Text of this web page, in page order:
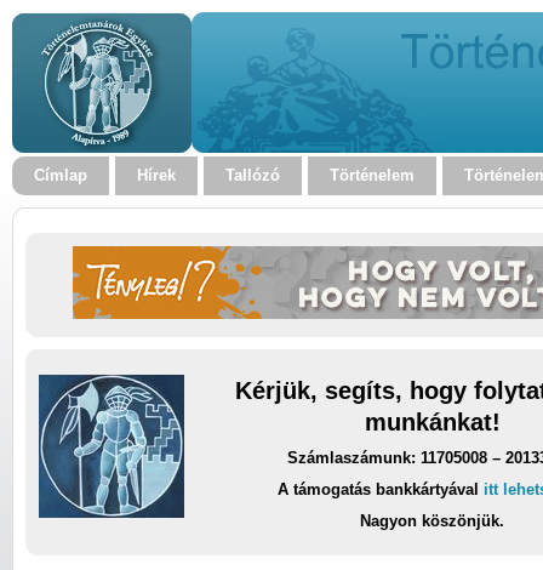
Címlap Hírek Tallózó Történelem
Kérjük, segíts, hogy
munkánkat!
Számlaszámunk: 11705008 –
A támogatás bankkártyával itt
Nagyon köszönjük.